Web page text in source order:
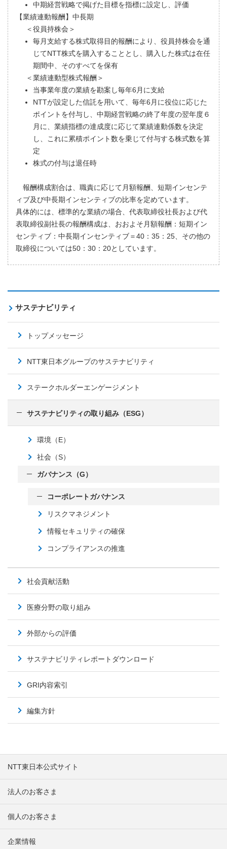
中期経営戦略で掲げた目標を指標に設定し、評価
【業績連動報酬】中長期
＜役員持株会＞
毎月支給する株式取得目的報酬により、役員持株会を通
じてNTT株式を購入することとし、購入した株式は在任
期間中、そのすべてを保有
＜業績連動型株式報酬＞
当事業年度の業績を勘案し毎年6月に支給
NTTが設定した信託を用いて、毎年6月に役位に応じた
ポイントを付与し、中期経営戦略の終了年度の翌年度６
月に、業績指標の達成度に応じて業績連動係数を決定
し、これに累積ポイント数を乗じて付与する株式数を算
定
株式の付与は退任時
報酬構成割合は、職責に応じて月額報酬、短期インセンテ
ィブ及び中長期インセンティブの比率を定めています。
具体的には、標準的な業績の場合、代表取締役社長および代
表取締役副社長の報酬構成は、おおよそ月額報酬：短期イン
センティブ：中長期インセンティブ＝40：35：25、その他の
取締役については50：30：20としています。
サステナビリティ
トップメッセージ
NTT東日本グループのサステナビリティ
ステークホルダーエンゲージメント
サステナビリティの取り組み（ESG）
環境（E）
社会（S）
ガバナンス（G）
コーポレートガバナンス
リスクマネジメント
情報セキュリティの確保
コンプライアンスの推進
社会貢献活動
医療分野の取り組み
外部からの評価
サステナビリティレポートダウンロード
GRI内容索引
編集方針
NTT東日本公式サイト
法人のお客さま
個人のお客さま
企業情報